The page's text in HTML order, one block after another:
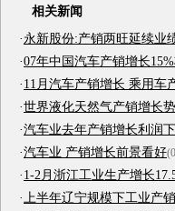
相关新闻
·永新股份:产销两旺延续业
·07年中国汽车产销增长
·11月汽车产销增长 乘用车
·世界液化天然气产销增长
·汽车业去年产销增长利润
·汽车业 产销增长前景看好
·1-2月浙江工业生产增长
· 上半年辽宁规模下工业产